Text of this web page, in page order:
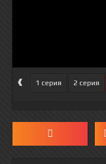
‹ 1 серия 2 серия